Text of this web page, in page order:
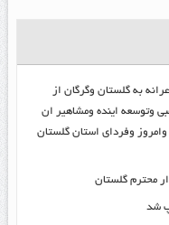
به گلستان وگرگان از
وتوسعه اینده ومشاهیر ان
وامروز وفردای استان گلستان
محترم گلستان
شد